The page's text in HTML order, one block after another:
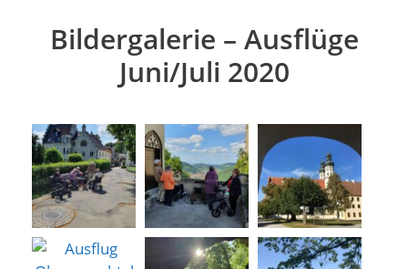
Bildergalerie – Ausflüge
Juni/Juli 2020